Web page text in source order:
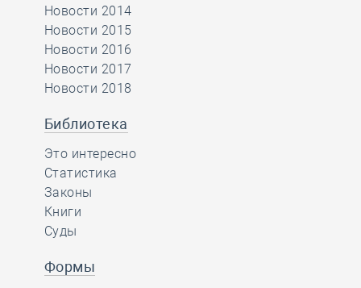
Новости 2014
Новости 2015
Новости 2016
Новости 2017
Новости 2018
Библиотека
Это интересно
Статистика
Законы
Книги
Суды
Формы